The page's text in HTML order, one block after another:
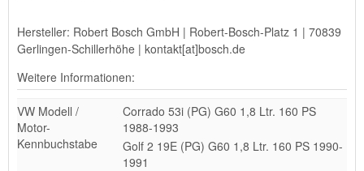
Hersteller: Robert Bosch GmbH | Robert-Bosch-Platz 1 | 70839
Gerlingen-Schillerhöhe | kontakt[at]bosch.de
Weitere Informationen:
VW Modell /
Motor-
Kennbuchstabe
Corrado 53i (PG) G60 1,8 Ltr. 160 PS
1988-1993
Golf 2 19E (PG) G60 1,8 Ltr. 160 PS 1990-
1991